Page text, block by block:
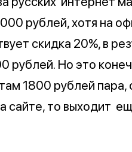
рублей, хотя на
скидка 20%, в
рублей. Но это
1800 рублей пара,
сайте, то выходит